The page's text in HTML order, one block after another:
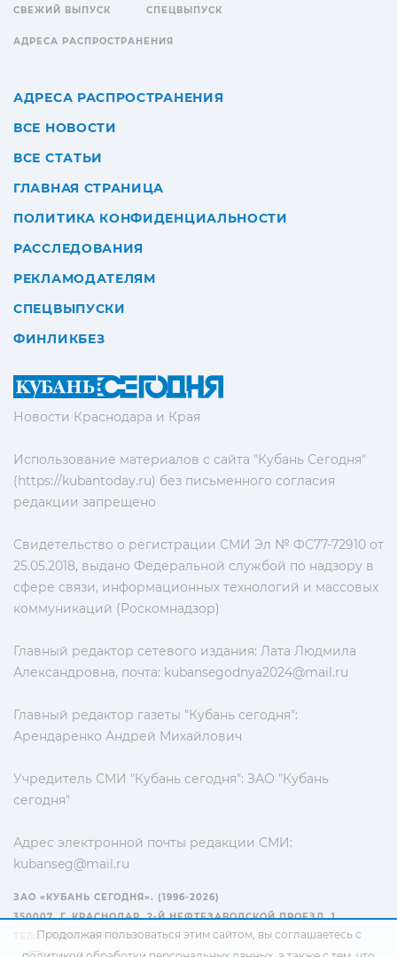
Новости Краснодара и Края
Использование материалов с сайта "Кубань Сегодня"
(https://kubantoday.ru) без письменного согласия
редакции запрещено
Свидетельство о регистрации СМИ Эл № ФС77-72910 от
25.05.2018, выдано Федеральной службой по надзору в
сфере связи, информационных технологий и массовых
коммуникаций (Роскомнадзор)
Главный редактор сетевого издания: Лата Людмила
Александровна, почта: kubansegodnya2024@mail.ru
Главный редактор газеты "Кубань сегодня":
Арендаренко Андрей Михайлович
Учредитель СМИ "Кубань сегодня": ЗАО "Кубань
сегодня"
Адрес электронной почты редакции СМИ:
kubanseg@mail.ru
СВЕЖИЙ ВЫПУСК СПЕЦВЫПУСК
АДРЕСА РАСПРОСТРАНЕНИЯ
АДРЕСА РАСПРОСТРАНЕНИЯ
ВСЕ НОВОСТИ
ВСЕ СТАТЬИ
ГЛАВНАЯ СТРАНИЦА
ПОЛИТИКА КОНФИДЕНЦИАЛЬНОСТИ
РАССЛЕДОВАНИЯ
РЕКЛАМОДАТЕЛЯМ
СПЕЦВЫПУСКИ
ФИНЛИКБЕЗ
ЗАО «КУБАНЬ СЕГОДНЯ». (1996-2026)
350007, Г. КРАСНОДАР, 2-Й НЕФТЕЗАВОДСКОЙ ПРОЕЗД, 1
ТЕЛ.: +7(861) 267-15-15
Продолжая пользоваться этим сайтом, вы соглашаетесь с